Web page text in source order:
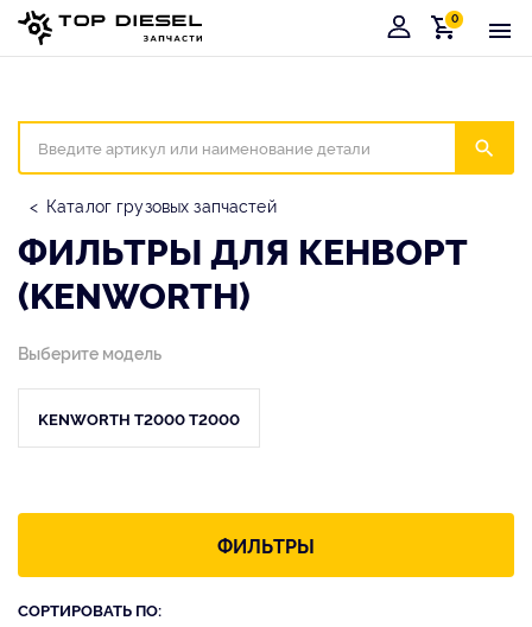
Корзина
0
Каталог грузовых запчастей
ФИЛЬТРЫ ДЛЯ КЕНВОРТ
(KENWORTH)
Выберите модель
KENWORTH T2000 T2000
ФИЛЬТРЫ
СОРТИРОВАТЬ ПО: